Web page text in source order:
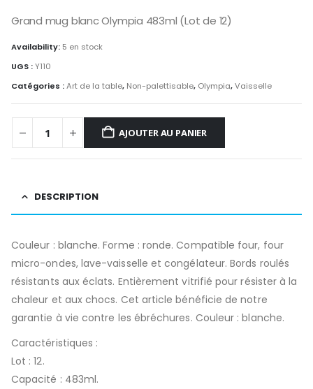
Grand mug blanc Olympia 483ml (Lot de 12)
Availability: 5 en stock
UGS :Y110
Catégories :Art de la table, Non-palettisable, Olympia,Vaisselle
AJOUTER AU PANIER
DESCRIPTION
Couleur : blanche. Forme : ronde. Compatible four, four
micro-ondes, lave-vaisselle et congélateur. Bords roulés
résistants aux éclats. Entièrement vitrifié pour résister à la
chaleur et aux chocs. Cet article bénéficie de notre
garantie à vie contre les ébréchures. Couleur : blanche.
Caractéristiques :
Lot : 12.
Capacité : 483ml.